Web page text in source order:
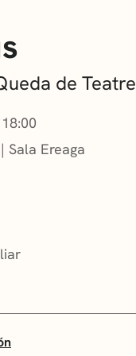
CULTURALES
de Teatre
Sala Ereaga